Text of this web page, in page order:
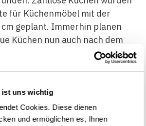
ist uns wichtig
Cookies. Diese dienen
und ermöglichen es, Ihnen
für Küchenmöbel mit der
geplant. Immerhin planen
Küchen nun auch nach dem
von 60 cm. Im
Baumärkte verteuern noch
Armaturen oder
Mühe auszuweichen, will er
Gewinde auswechseln